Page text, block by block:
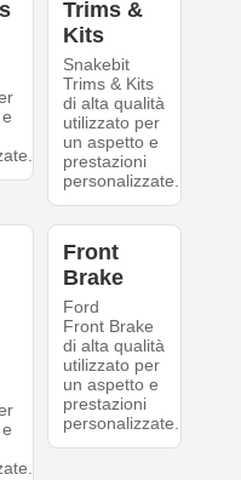
Trims &
Kits
Snakebit
Trims & Kits
di alta qualità
utilizzato per
un aspetto e
prestazioni
personalizzate.
Front
Brake
Ford
Front Brake
di alta qualità
utilizzato per
un aspetto e
prestazioni
personalizzate.